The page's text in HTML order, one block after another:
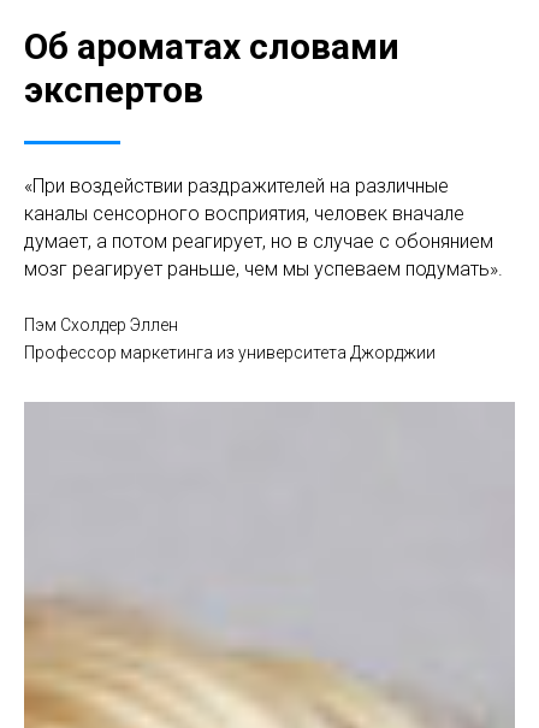
Об ароматах словами
экспертов
«При воздействии раздражителей на различные
каналы сенсорного восприятия, человек вначале
думает, а потом реагирует, но в случае с обонянием
мозг реагирует раньше, чем мы успеваем подумать».
Пэм Схолдер Эллен
Профессор маркетинга из университета Джорджии